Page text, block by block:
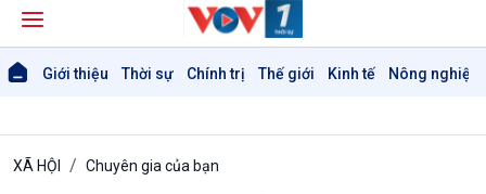
Giới thiệu Thời sự Chính trị Thế giới Kinh tế Nông nghiệp
XÃ HỘI Chuyên gia của bạn